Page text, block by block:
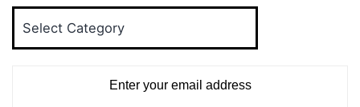
Enter your email address